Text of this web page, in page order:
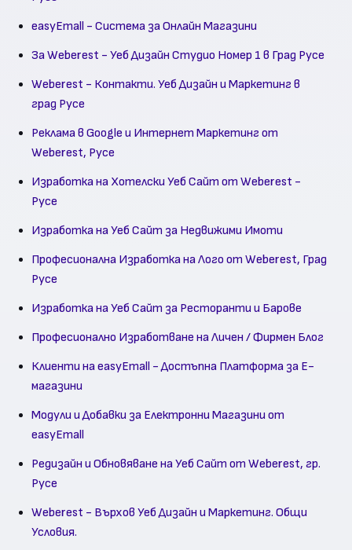
easyEmall - Система за Онлайн Магазини
За Weberest - Уеб Дизайн Студио Номер 1 в Град Русе
Weberest - Контакти. Уеб Дизайн и Маркетинг в
град Русе
Реклама в Google и Интернет Маркетинг от
Weberest, Русе
Изработка на Хотелски Уеб Сайт от Weberest -
Русе
Изработка на Уеб Сайт за Недвижими Имоти
Професионална Изработка на Лого от Weberest, Град
Русе
Изработка на Уеб Сайт за Ресторанти и Барове
Професионално Изработване на Личен / Фирмен Блог
Клиенти на easyEmall - Достъпна Платформа за Е-
магазини
Модули и Добавки за Електронни Магазини от
easyEmall
Редизайн и Обновяване на Уеб Сайт от Weberest, гр.
Русе
Weberest - Върхов Уеб Дизайн и Маркетинг. Общи
Условия.